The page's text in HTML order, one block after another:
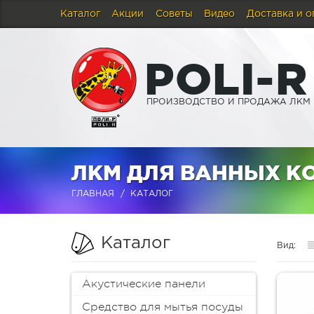
Каталог Акции Советы Видео Доставка и
POLI-R
ПРОИЗВОДСТВО И ПРОДАЖА ЛКМ
ЛКМ ДЛЯ ВАННЫХ
ГЛАВНАЯ КАТАЛОГ
Каталог
Акустические панели
Средство для мытья посуды
Вид: